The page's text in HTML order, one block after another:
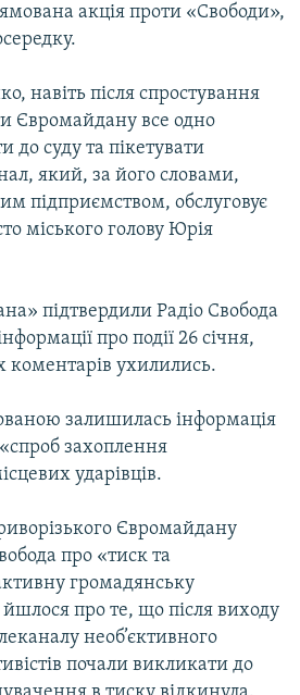
акція проти «Свободи»,
навіть після спростування
Євромайдану все одно
до суду та пікетувати
який, за його словами,
підприємством, обслуговує
міського голову Юрія
підтвердили Радіо Свобода
про події 26 січня,
коментарів ухилились.
залишилась інформація
захоплення
ударівців.
Євромайдану
про «тиск та
громадянську
про те, що після виходу
необ’єктивного
почали викликати до